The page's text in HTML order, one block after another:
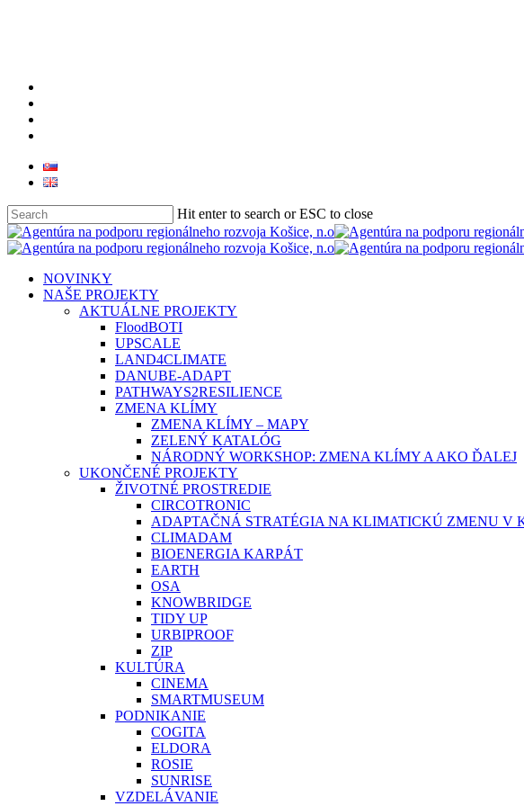
Hit enter to search or ESC to close
Close
Search
search
Menu
NOVINKY
NAŠE PROJEKTY
AKTUÁLNE PROJEKTY
FloodBOTI
UPSCALE
LAND4CLIMATE
DANUBE-ADAPT
PATHWAYS2RESILIENCE
ZMENA KLÍMY
ZMENA KLÍMY – MAPY
ZELENÝ KATALÓG
NÁRODNÝ WORKSHOP: ZMENA KLÍMY A AKO ĎALEJ
UKONČENÉ PROJEKTY
ŽIVOTNÉ PROSTREDIE
CIRCOTRONIC
ADAPTAČNÁ STRATÉGIA NA KLIMATICKÚ ZMENU V
CLIMADAM
BIOENERGIA KARPÁT
EARTH
OSA
KNOWBRIDGE
TIDY UP
URBIPROOF
ZIP
KULTÚRA
CINEMA
SMARTMUSEUM
PODNIKANIE
COGITA
ELDORA
ROSIE
SUNRISE
VZDELÁVANIE